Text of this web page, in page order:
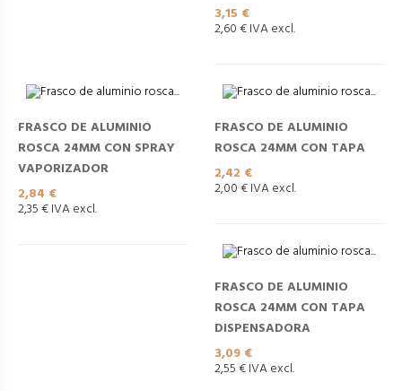
Precio
3,15 €
2,60 € IVA excl.
FRASCO DE ALUMINIO
ROSCA 24MM CON SPRAY
VAPORIZADOR
Precio
2,84 €
2,35 € IVA excl.
FRASCO DE ALUMINIO
ROSCA 24MM CON TAPA
Precio
2,42 €
2,00 € IVA excl.
FRASCO DE ALUMINIO
ROSCA 24MM CON TAPA
DISPENSADORA
Precio
3,09 €
2,55 € IVA excl.